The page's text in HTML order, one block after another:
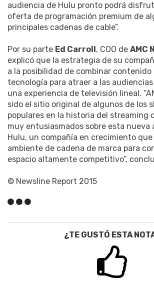
audiencia de Hulu pronto podrá
oferta de programación premium de
principales cadenas de cable”.
Por su parte Ed Carroll, COO de AMC
explicó que la estrategia de su
a la posibilidad de combinar
tecnología para atraer a las
una experiencia de televisión lineal.
sido el sitio original de algunos de los
populares en la historia del streaming
muy entusiasmados sobre esta nueva
Hulu, un compañía en crecimiento
ambiente de cadena de marca para
espacio altamente competitivo”,
© Newsline Report 2015
¿TE GUSTÓ ESTA